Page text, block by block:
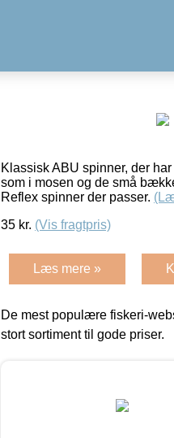
Klassisk ABU spinner, der
som i mosen og de små
Reflex spinner der passer.
35 kr. (Vis fragtpris)
Læs mere »
De mest populære fiskeri-
stort sortiment til gode priser.